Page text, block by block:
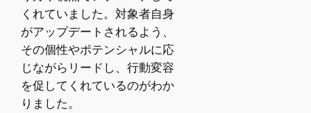
くれていました。対象者自身
がアップデートされるよう、
その個性やポテンシャルに応
じながらリードし、行動変容
を促してくれているのがわか
りました。